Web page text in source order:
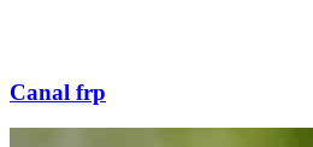
Canal frp